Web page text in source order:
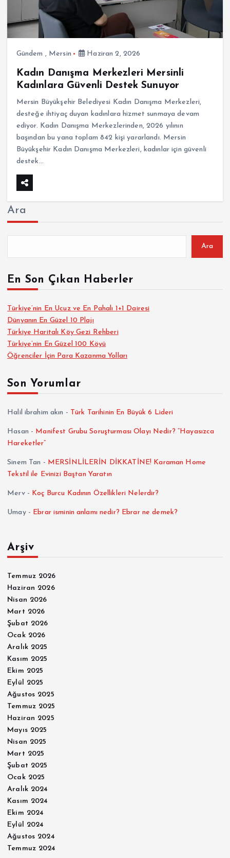
Gündem , Mersin Haziran 2, 2026
Kadın Danışma Merkezleri Mersinli
Kadınlara Güvenli Destek Sunuyor
Mersin Büyükşehir Belediyesi Kadın Danışma Merkezleri,
desteğe ihtiyaç duyan kadınlara hizmet sunmaya devam
ediyor. Kadın Danışma Merkezlerinden, 2026 yılının
başından bu yana toplam 842 kişi yararlandı. Mersin
Büyükşehir Kadın Danışma Merkezleri, kadınlar için güvenli
destek…
Ara
Ara
En Son Çıkan Haberler
Türkiye’nin En Ucuz ve En Pahalı 1+1 Dairesi
Dünyanın En Güzel 10 Plajı
Türkiye Haritalı Köy Gezi Rehberi
Türkiye’nin En Güzel 100 Köyü
Öğrenciler İçin Para Kazanma Yolları
Son Yorumlar
Halil ibrahim akın - Türk Tarihinin En Büyük 6 Lideri
Hasan - Manifest Grubu Soruşturması Olayı Nedir? “Hayasızca
Hareketler”
Sinem Tan - MERSİNLİLERİN DİKKATİNE! Karaman Home
Tekstil ile Evinizi Baştan Yaratın
Merv- Koç Burcu Kadının Özellikleri Nelerdir?
Umay- Ebrar isminin anlamı nedir? Ebrar ne demek?
Arşiv
Temmuz 2026
Haziran 2026
Nisan 2026
Mart 2026
Şubat 2026
Ocak 2026
Aralık 2025
Kasım 2025
Ekim 2025
Eylül 2025
Ağustos 2025
Temmuz 2025
Haziran 2025
Mayıs 2025
Nisan 2025
Mart 2025
Şubat 2025
Ocak 2025
Aralık 2024
Kasım 2024
Ekim 2024
Eylül 2024
Ağustos 2024
Temmuz 2024